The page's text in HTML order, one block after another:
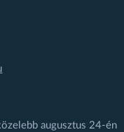
augusztus 24-én